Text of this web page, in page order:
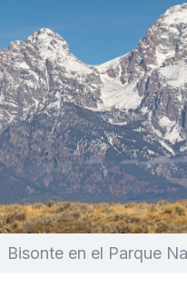
Bisonte en el Parque